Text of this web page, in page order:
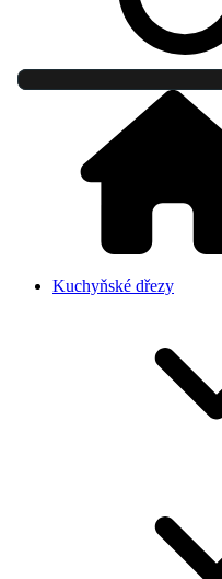
Kuchyňské dřezy